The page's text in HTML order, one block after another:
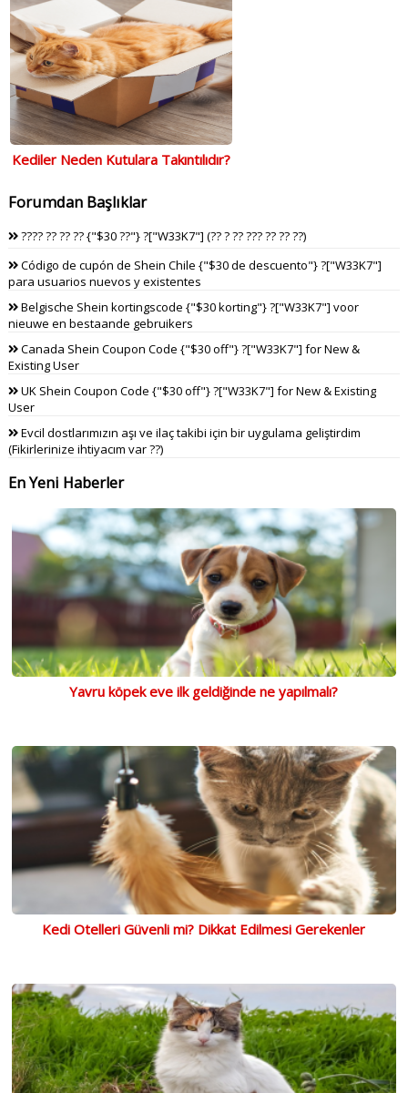
Kediler Neden Kutulara Takıntılıdır?
Forumdan Başlıklar
???? ?? ?? ?? {"$30 ??"} ?["W33K7"] (?? ? ?? ??? ?? ?? ??)
Código de cupón de Shein Chile {"$30 de descuento"} ?["W33K7"]
para usuarios nuevos y existentes
Belgische Shein kortingscode {"$30 korting"} ?["W33K7"] voor
nieuwe en bestaande gebruikers
Canada Shein Coupon Code {"$30 off"} ?["W33K7"] for New &
Existing User
UK Shein Coupon Code {"$30 off"} ?["W33K7"] for New & Existing
User
Evcil dostlarımızın aşı ve ilaç takibi için bir uygulama geliştirdim
(Fikirlerinize ihtiyacım var ??)
En Yeni Haberler
Yavru köpek eve ilk geldiğinde ne yapılmalı?
Kedi Otelleri Güvenli mi? Dikkat Edilmesi Gerekenler